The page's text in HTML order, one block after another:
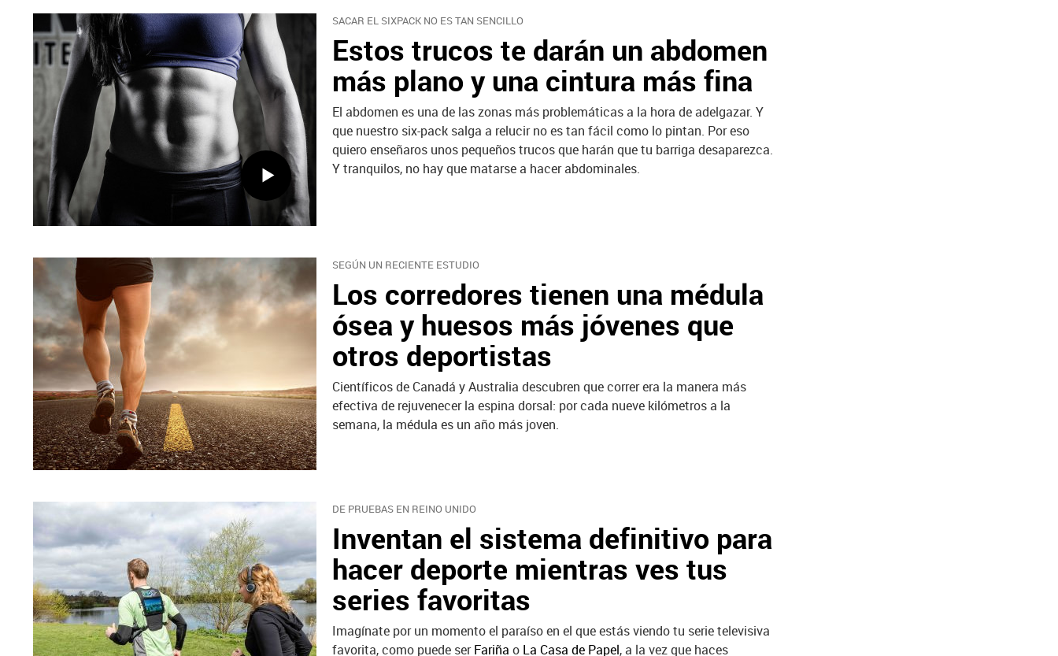
SACAR EL SIXPACK NO ES TAN SENCILLO
Estos trucos te darán un abdomen
más plano y una cintura más fina
El abdomen es una de las zonas más problemáticas a la hora de adelgazar. Y
que nuestro six-pack salga a relucir no es tan fácil como lo pintan. Por eso
quiero enseñaros unos pequeños trucos que harán que tu barriga desaparezca.
Y tranquilos, no hay que matarse a hacer abdominales.
SEGÚN UN RECIENTE ESTUDIO
Los corredores tienen una médula
ósea y huesos más jóvenes que
otros deportistas
Científicos de Canadá y Australia descubren que correr era la manera más
efectiva de rejuvenecer la espina dorsal: por cada nueve kilómetros a la
semana, la médula es un año más joven.
DE PRUEBAS EN REINO UNIDO
Inventan el sistema definitivo para
hacer deporte mientras ves tus
series favoritas
Imagínate por un momento el paraíso en el que estás viendo tu serie televisiva
favorita, como puede serFariña o La Casa de Papel, a la vez que haces